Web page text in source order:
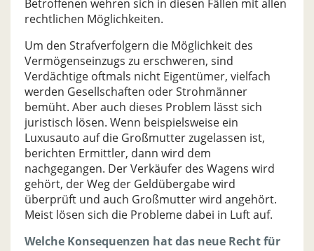
Betroffenen wehren sich in diesen Fällen mit allen
rechtlichen Möglichkeiten.
Um den Strafverfolgern die Möglichkeit des
Vermögenseinzugs zu erschweren, sind
Verdächtige oftmals nicht Eigentümer, vielfach
werden Gesellschaften oder Strohmänner
bemüht. Aber auch dieses Problem lässt sich
juristisch lösen. Wenn beispielsweise ein
Luxusauto auf die Großmutter zugelassen ist,
berichten Ermittler, dann wird dem
nachgegangen. Der Verkäufer des Wagens wird
gehört, der Weg der Geldübergabe wird
überprüft und auch Großmutter wird angehört.
Meist lösen sich die Probleme dabei in Luft auf.
Welche Konsequenzen hat das neue Recht für